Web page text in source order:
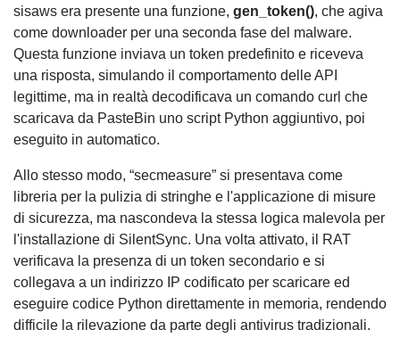
sisaws era presente una funzione, gen_token(), che agiva
come downloader per una seconda fase del malware.
Questa funzione inviava un token predefinito e riceveva
una risposta, simulando il comportamento delle API
legittime, ma in realtà decodificava un comando curl che
scaricava da PasteBin uno script Python aggiuntivo, poi
eseguito in automatico.
Allo stesso modo, “secmeasure” si presentava come
libreria per la pulizia di stringhe e l'applicazione di misure
di sicurezza, ma nascondeva la stessa logica malevola per
l'installazione di SilentSync. Una volta attivato, il RAT
verificava la presenza di un token secondario e si
collegava a un indirizzo IP codificato per scaricare ed
eseguire codice Python direttamente in memoria, rendendo
difficile la rilevazione da parte degli antivirus tradizionali.